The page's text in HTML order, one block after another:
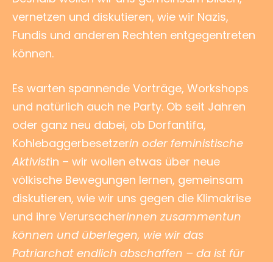
vernetzen und diskutieren, wie wir Nazis,
Fundis und anderen Rechten entgegentreten
können.
Es warten spannende Vorträge, Workshops
und natürlich auch ne Party. Ob seit Jahren
oder ganz neu dabei, ob Dorfantifa,
Kohlebaggerbesetzerin oder feministische
Aktivistin – wir wollen etwas über neue
völkische Bewegungen lernen, gemeinsam
diskutieren, wie wir uns gegen die Klimakrise
und ihre Verursacherinnen zusammentun
können und überlegen, wie wir das
Patriarchat endlich abschaffen – da ist für